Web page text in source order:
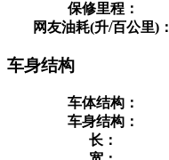
保修里程：
网友油耗(升/百公里)：
车身结构
车体结构：
车身结构：
长：